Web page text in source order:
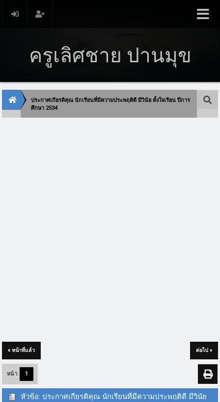
ครูเลิศชาย ปานมุข
ประกาศเกียรติคุณ นักเรียนที่มีความประพฤติดี มีวินัย ตั้งใจเรียน ปีการ
ศึกษา 2534
« หน้าที่แล้ว ต่อไป »
หน้า: 1
หัวข้อ: ประกาศเกียรติคุณ นักเรียนที่มีความประพฤติดี มีวินัย